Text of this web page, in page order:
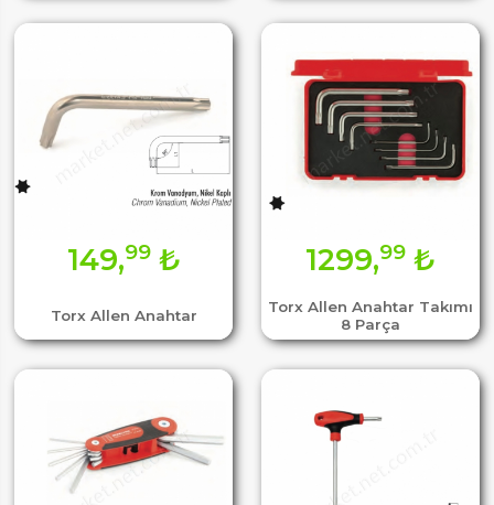
Torx Allen Anahtar
149,99₺
Torx Allen Anahtar Takımı
8 Parça
1299,99₺